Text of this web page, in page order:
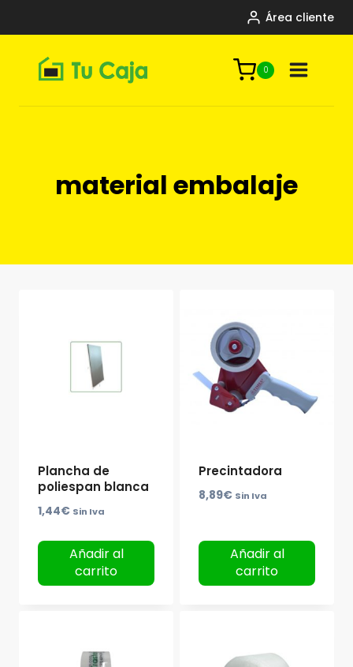
Área cliente
0
material embalaje
Plancha de
poliespan blanca
1,44€ Sin Iva
Añadir al
carrito
Precintadora
8,89€ Sin Iva
Añadir al
carrito